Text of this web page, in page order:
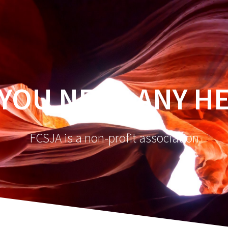
NEED ANY
FCSJA is a non-profit association